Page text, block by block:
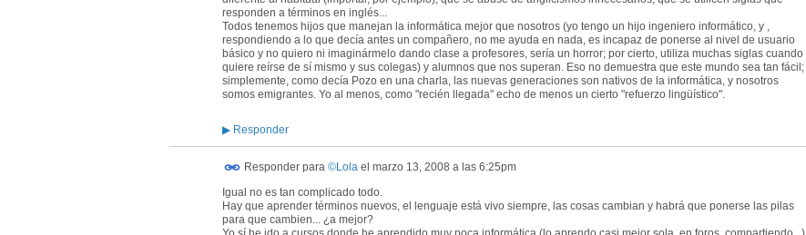
responden a términos en inglés...
Todos tenemos hijos que manejan la informática mejor que nosotros (yo tengo un hijo ingeniero informático, y ,
respondiendo a lo que decía antes un compañero, no me ayuda en nada, es incapaz de ponerse al nivel de usuario
básico y no quiero ni imaginármelo dando clase a profesores, sería un horror; por cierto, utiliza muchas siglas cuando
quiere reírse de sí mismo y sus colegas) y alumnos que nos superan. Eso no demuestra que este mundo sea tan fácil;
simplemente, como decía Pozo en una charla, las nuevas generaciones son nativos de la informática, y nosotros
somos emigrantes. Yo al menos, como "recién llegada" echo de menos un cierto "refuerzo lingüístico".
▶ Responder
Responder para ©Lola el marzo 13, 2008 a las 6:25pm
Igual no es tan complicado todo.
Hay que aprender términos nuevos, el lenguaje está vivo siempre, las cosas cambian y habrá que ponerse las pilas
para que cambien... ¿a mejor?